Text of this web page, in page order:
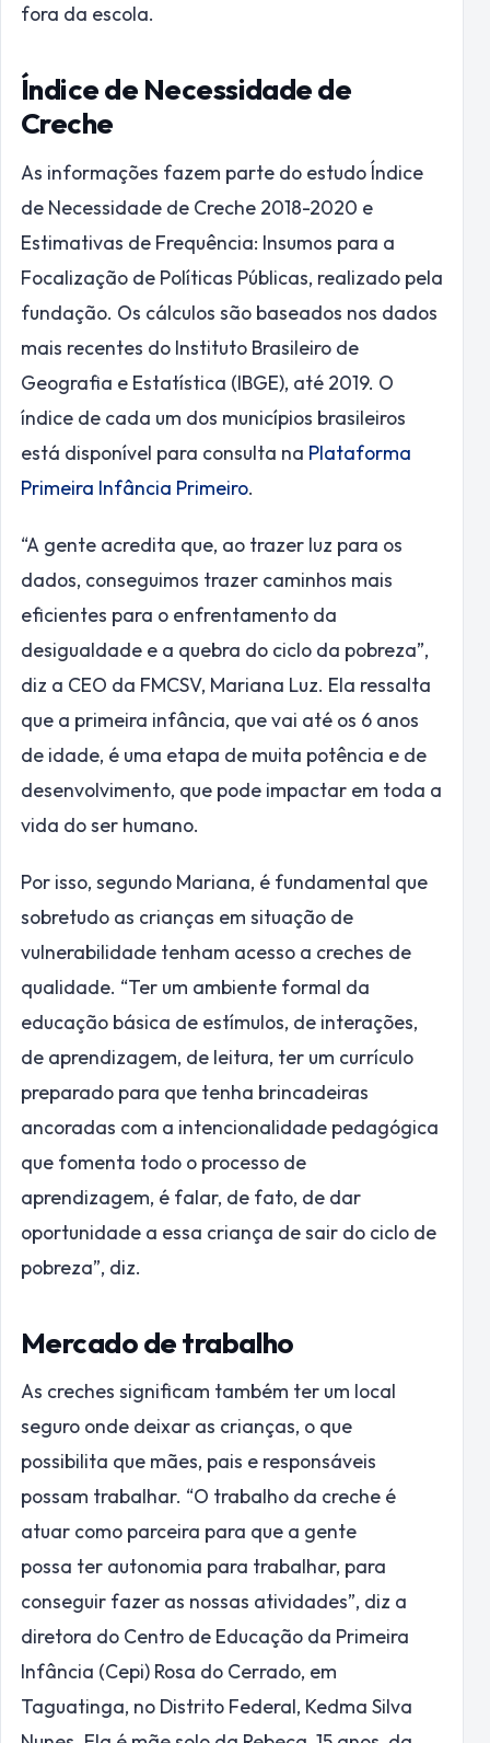
fora da escola.
Índice de Necessidade de
Creche
As informações fazem parte do estudo Índice
de Necessidade de Creche 2018-2020 e
Estimativas de Frequência: Insumos para a
Focalização de Políticas Públicas, realizado pela
fundação. Os cálculos são baseados nos dados
mais recentes do Instituto Brasileiro de
Geografia e Estatística (IBGE), até 2019. O
índice de cada um dos municípios brasileiros
está disponível para consulta na Plataforma
Primeira Infância Primeiro.
“A gente acredita que, ao trazer luz para os
dados, conseguimos trazer caminhos mais
eficientes para o enfrentamento da
desigualdade e a quebra do ciclo da pobreza”,
diz a CEO da FMCSV, Mariana Luz. Ela ressalta
que a primeira infância, que vai até os 6 anos
de idade, é uma etapa de muita potência e de
desenvolvimento, que pode impactar em toda a
vida do ser humano.
Por isso, segundo Mariana, é fundamental que
sobretudo as crianças em situação de
vulnerabilidade tenham acesso a creches de
qualidade. “Ter um ambiente formal da
educação básica de estímulos, de interações,
de aprendizagem, de leitura, ter um currículo
preparado para que tenha brincadeiras
ancoradas com a intencionalidade pedagógica
que fomenta todo o processo de
aprendizagem, é falar, de fato, de dar
oportunidade a essa criança de sair do ciclo de
pobreza”, diz.
Mercado de trabalho
As creches significam também ter um local
seguro onde deixar as crianças, o que
possibilita que mães, pais e responsáveis
possam trabalhar. “O trabalho da creche é
atuar como parceira para que a gente
possa ter autonomia para trabalhar, para
conseguir fazer as nossas atividades”, diz a
diretora do Centro de Educação da Primeira
Infância (Cepi) Rosa do Cerrado, em
Taguatinga, no Distrito Federal, Kedma Silva